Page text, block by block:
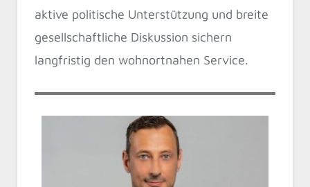
aktive politische Unterstützung und breite
gesellschaftliche Diskussion sichern
langfristig den wohnortnahen Service.